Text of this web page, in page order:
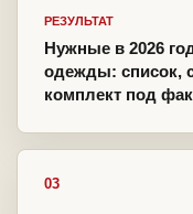
РЕЗУЛЬТАТ
Нужные в 2026
одежды: список,
комплект под
03